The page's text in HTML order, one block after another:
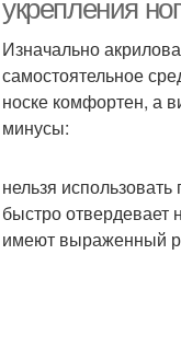
укрепления
Изначально
самостоятельное
носке комфортен, а
минусы:
нельзя
быстро отвердевает
имеют выраженный